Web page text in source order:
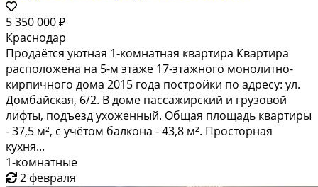
5 350 000 ₽
Краснодар
Продаётся уютная 1-комнатная квартира Квартира
расположена на 5-м этаже 17-этажного монолитно-
кирпичного дома 2015 года постройки по адресу: ул.
Домбайская, 6/2. В доме пассажирский и грузовой
лифты, подъезд ухоженный. Общая площадь квартиры
- 37,5 м², с учётом балкона - 43,8 м². Просторная
кухня...
1-комнатные
2 февраля